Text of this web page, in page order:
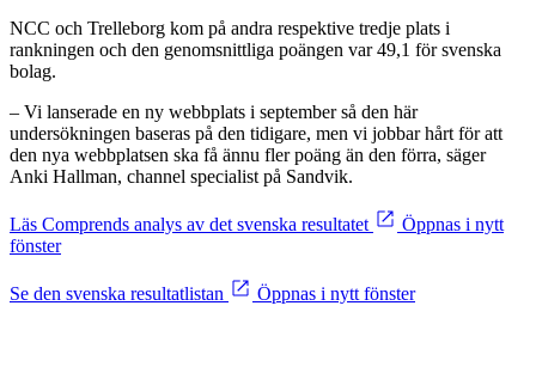
NCC och Trelleborg kom på andra respektive tredje plats i
rankningen och den genomsnittliga poängen var 49,1 för svenska
bolag.
– Vi lanserade en ny webbplats i september så den här
undersökningen baseras på den tidigare, men vi jobbar hårt för att
den nya webbplatsen ska få ännu fler poäng än den förra, säger
Anki Hallman, channel specialist på Sandvik.
Läs Comprends analys av det svenska resultatet
Öppnas i nytt
fönster
Se den svenska resultatlistan Öppnas i nytt fönster